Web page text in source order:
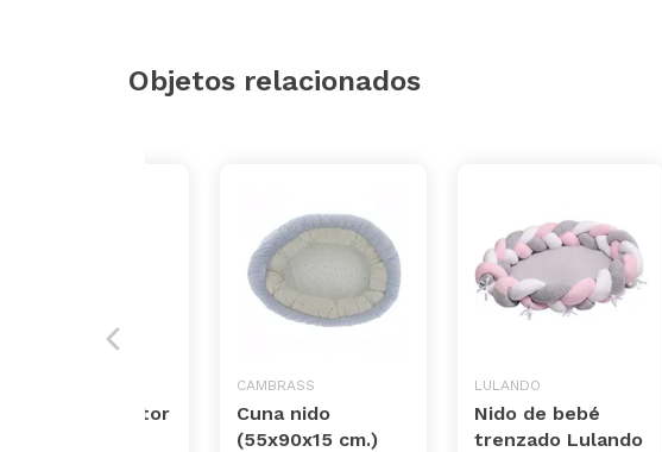
Objetos relacionados
Reductor
CAMBRASS
Cuna nido
(55x90x15 cm.)
LULANDO
Nido de bebé
trenzado Lulando